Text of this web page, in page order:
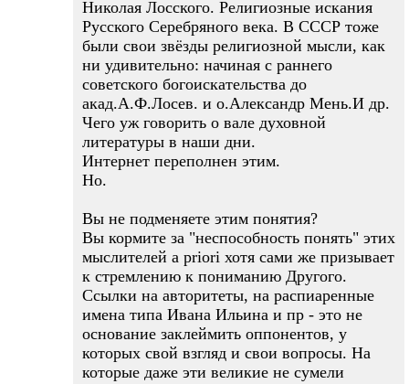
Николая Лосского. Религиозные искания
Русского Серебряного века. В СССР тоже
были свои звёзды религиозной мысли, как
ни удивительно: начиная с раннего
советского богоискательства до
акад.А.Ф.Лосев. и о.Александр Мень.И др.
Чего уж говорить о вале духовной
литературы в наши дни.
Интернет переполнен этим.
Но.
Вы не подменяете этим понятия?
Вы кормите за "неспособность понять" этих
мыслителей a priori хотя сами же призывает
к стремлению к пониманию Другого.
Ссылки на авторитеты, на распиаренные
имена типа Ивана Ильина и пр - это не
основание заклеймить оппонентов, у
которых свой взгляд и свои вопросы. На
которые даже эти великие не сумели